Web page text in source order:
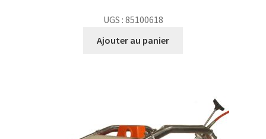
UGS : 85100618
Ajouter au panier